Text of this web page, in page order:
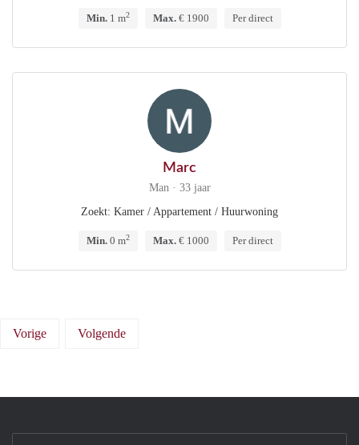
Min.1 m2 Max.€ 1900 Per direct
Marc
Man · 33 jaar
Zoekt: Kamer / Appartement / Huurwoning
Min.0 m2 Max.€ 1000 Per direct
Vorige Volgende